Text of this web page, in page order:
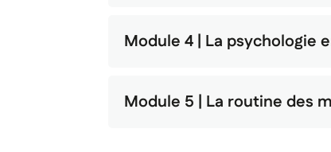
Module 4 | La psychologie
Module 5 | La